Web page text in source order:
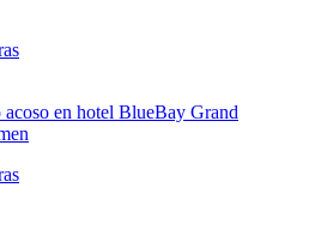
acoso en hotel BlueBay Grand